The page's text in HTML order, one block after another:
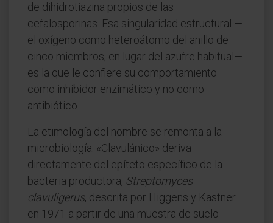
de dihidrotiazina propios de las
cefalosporinas. Esa singularidad estructural —
el oxígeno como heteroátomo del anillo de
cinco miembros, en lugar del azufre habitual—
es la que le confiere su comportamiento
como inhibidor enzimático y no como
antibiótico.
La etimología del nombre se remonta a la
microbiología. «Clavulánico» deriva
directamente del epíteto específico de la
bacteria productora, Streptomyces
clavuligerus, descrita por Higgens y Kastner
en 1971 a partir de una muestra de suelo